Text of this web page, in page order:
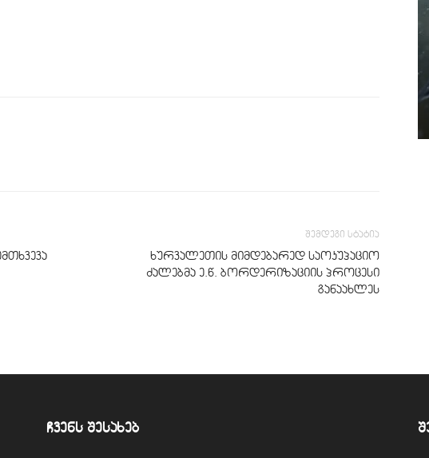
შემდეგი სტატია
ხურვალეთის მიმდებარედ საოკუპაციო
ძალებმა ე.წ. ბორდერიზაციის პროცესი
განაახლეს
ჩვენს შესახებ